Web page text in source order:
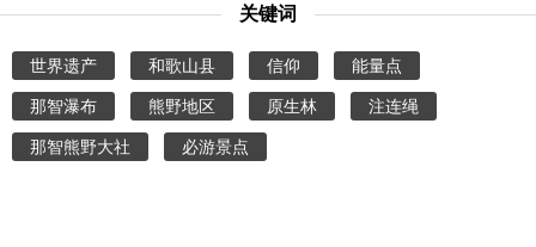
关键词
世界遗产 和歌山县 信仰 能量点
那智瀑布 熊野地区 原生林 注连绳
那智熊野大社 必游景点